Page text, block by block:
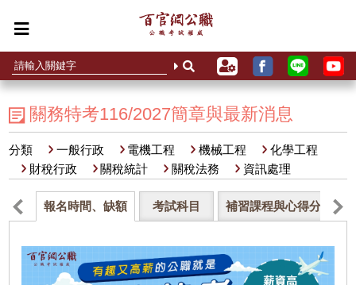
關務特考116/2027簡章與最新消息
分類 一般行政 電機工程 機械工程
化學工程
財稅行政
關稅統計 關稅法務 資訊處理
報名時間、缺額 考試科目 補習課程與心得分享